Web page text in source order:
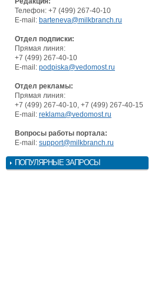
Телефон: +7 (499) 267-40-10
E-mail: barteneva@milkbranch.ru
Отдел подписки:
Прямая линия:
+7 (499) 267-40-10
E-mail: podpiska@vedomost.ru
Отдел рекламы:
Прямая линия:
+7 (499) 267-40-10, +7 (499) 267-40-15
E-mail: reklama@vedomost.ru
Вопросы работы портала:
E-mail: support@milkbranch.ru
ПОПУЛЯРНЫЕ ЗАПРОСЫ